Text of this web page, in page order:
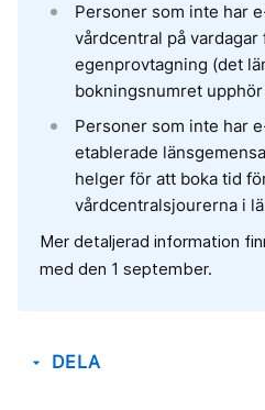
Personer som inte har
vårdcentral på
egenprovtagning (det
bokningsnumret
Personer som inte har
etablerade
helger för att boka tid
vårdcentralsjourerna i
Mer detaljerad information
med den 1 september.
arrow_drop_down DELA